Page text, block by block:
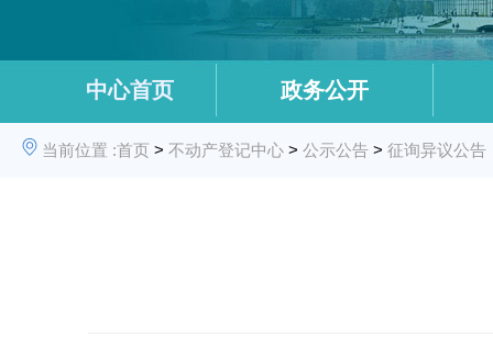
中心首页 政务公开
当前位置 :首页 > 不动产登记中心 > 公示公告 > 征询异议公告